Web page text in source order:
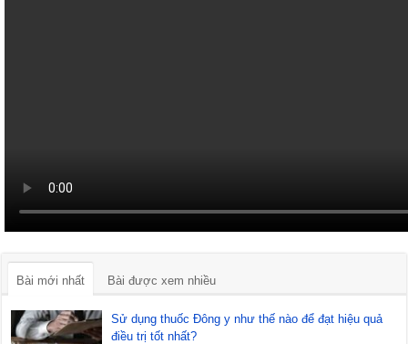
Bài mới nhất Bài được xem nhiều
Sử dụng thuốc Đông y như thế nào để đạt hiệu quả
điều trị tốt nhất?